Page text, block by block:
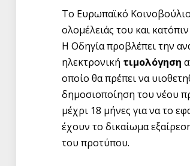
Το Ευρωπαϊκό
ολομέλειάς του και
Η Οδηγία προβλέπει την
ηλεκτρονική τιμολόγηση
οποίο θα πρέπει να
δημοσιοποίηση του νέου
μέχρι 18 μήνες για να το
έχουν το δικαίωμα
του προτύπου.